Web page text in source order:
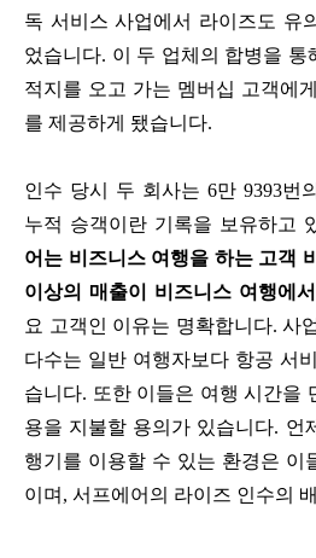
독 서비스 사업에서 라이즈도 유
었습니다. 이 두 업체의 합병을 통
적지를 오고 가는 멤버십 고객에
를 제공하게 됐습니다.
인수 당시 두 회사는 6만 9393번
누적 승객이란 기록을 보유하고
어는 비즈니스 여행을 하는 고객
이상의 매출이 비즈니스 여행에
요 고객인 이유는 명확합니다. 사
다수는 일반 여행자보다 항공 서
습니다. 또한 이들은 여행 시간을
용을 지불할 용의가 있습니다. 언
행기를 이용할 수 있는 환경은 이
이며, 서프에어의 라이즈 인수의